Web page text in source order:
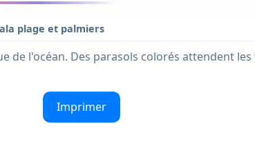
plage et palmiers
de l'océan. Des parasols colorés attendent
Imprimer